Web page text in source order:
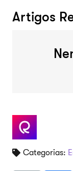
Artigos
Categorias: